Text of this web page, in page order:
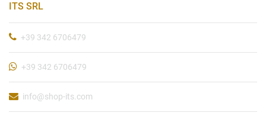
ITS SRL
+39 342 6706479
+39 342 6706479
info@shop-its.com